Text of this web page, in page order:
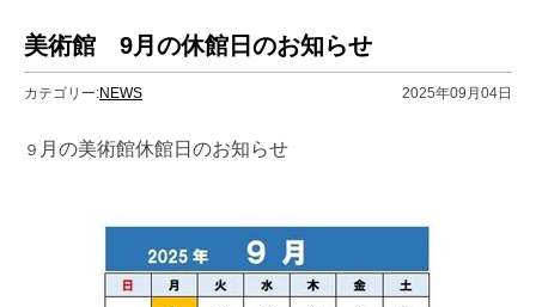
美術館 9月の休館日のお知らせ
カテゴリー:NEWS 2025年09月04日
９ 月の美術館休館日のお知らせ